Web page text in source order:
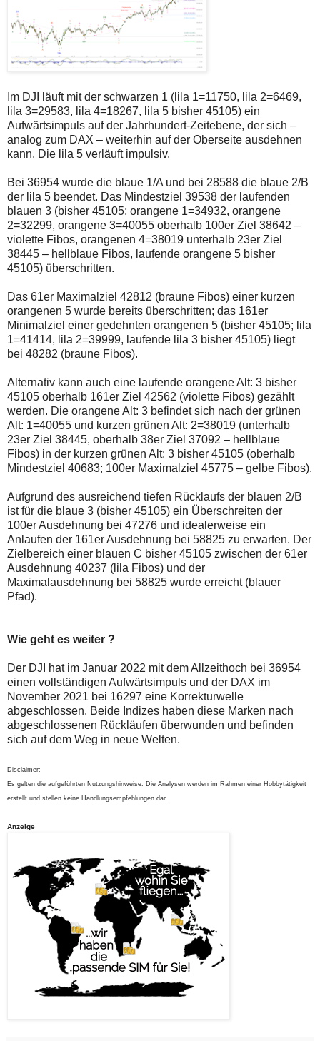
Im DJI läuft mit der schwarzen 1 (lila 1=11750, lila 2=6469,
lila 3=29583, lila 4=18267, lila 5 bisher 45105) ein
Aufwärtsimpuls auf der Jahrhundert-Zeitebene, der sich –
analog zum DAX – weiterhin auf der Oberseite ausdehnen
kann. Die lila 5 verläuft impulsiv.
Bei 36954 wurde die blaue 1/A und bei 28588 die blaue 2/B
der lila 5 beendet. Das Mindestziel 39538 der laufenden
blauen 3 (bisher 45105; orangene 1=34932, orangene
2=32299, orangene 3=40055 oberhalb 100er Ziel 38642 –
violette Fibos, orangenen 4=38019 unterhalb 23er Ziel
38445 – hellblaue Fibos, laufende orangene 5 bisher
45105) überschritten.
Das 61er Maximalziel 42812 (braune Fibos) einer kurzen
orangenen 5 wurde bereits überschritten; das 161er
Minimalziel einer gedehnten orangenen 5 (bisher 45105; lila
1=41414, lila 2=39999, laufende lila 3 bisher 45105) liegt
bei 48282 (braune Fibos).
Alternativ kann auch eine laufende orangene Alt: 3 bisher
45105 oberhalb 161er Ziel 42562 (violette Fibos) gezählt
werden. Die orangene Alt: 3 befindet sich nach der grünen
Alt: 1=40055 und kurzen grünen Alt: 2=38019 (unterhalb
23er Ziel 38445, oberhalb 38er Ziel 37092 – hellblaue
Fibos) in der kurzen grünen Alt: 3 bisher 45105 (oberhalb
Mindestziel 40683; 100er Maximalziel 45775 – gelbe Fibos).
Aufgrund des ausreichend tiefen Rücklaufs der blauen 2/B
ist für die blaue 3 (bisher 45105) ein Überschreiten der
100er Ausdehnung bei 47276 und idealerweise ein
Anlaufen der 161er Ausdehnung bei 58825 zu erwarten. Der
Zielbereich einer blauen C bisher 45105 zwischen der 61er
Ausdehnung 40237 (lila Fibos) und der
Maximalausdehnung bei 58825 wurde erreicht (blauer
Pfad).
Wie geht es weiter ?
Der DJI hat im Januar 2022 mit dem Allzeithoch bei 36954
einen vollständigen Aufwärtsimpuls und der DAX im
November 2021 bei 16297 eine Korrekturwelle
abgeschlossen. Beide Indizes haben diese Marken nach
abgeschlossenen Rückläufen überwunden und befinden
sich auf dem Weg in neue Welten.
Disclaimer:
Es gelten die aufgeführten Nutzungshinweise. Die Analysen werden im Rahmen einer Hobbytätigkeit
erstellt und stellen keine Handlungsempfehlungen dar.
Anzeige